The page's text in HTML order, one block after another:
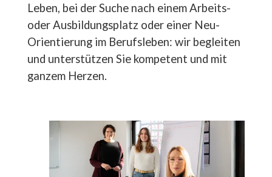
Leben, bei der Suche nach einem Arbeits-
oder Ausbildungsplatz oder einer Neu-
Orientierung im Berufsleben: wir begleiten
und unterstützen Sie kompetent und mit
ganzem Herzen.